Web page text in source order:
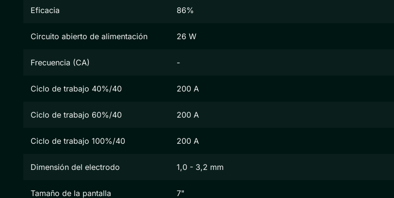
Eficacia 86%
Circuito abierto de alimentación 26 W
Frecuencia (CA) -
Ciclo de trabajo 40%/40 200 A
Ciclo de trabajo 60%/40 200 A
Ciclo de trabajo 100%/40 200 A
Dimensión del electrodo 1,0 - 3,2 mm
Tamaño de la pantalla 7"